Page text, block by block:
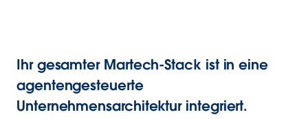
Ihr gesamter Martech-Stack ist in eine
agentengesteuerte
Unternehmensarchitektur integriert.